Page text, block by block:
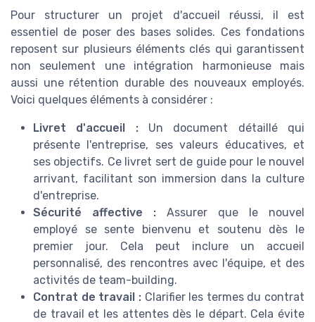
Pour structurer un projet d'accueil réussi, il est
essentiel de poser des bases solides. Ces fondations
reposent sur plusieurs éléments clés qui garantissent
non seulement une intégration harmonieuse mais
aussi une rétention durable des nouveaux employés.
Voici quelques éléments à considérer :
Livret d'accueil :Un document détaillé qui
présente l'entreprise, ses valeurs éducatives, et
ses objectifs. Ce livret sert de guide pour le nouvel
arrivant, facilitant son immersion dans la culture
d'entreprise.
Sécurité affective : Assurer que le nouvel
employé se sente bienvenu et soutenu dès le
premier jour. Cela peut inclure un accueil
personnalisé, des rencontres avec l'équipe, et des
activités de team-building.
Contrat de travail :Clarifier les termes du contrat
de travail et les attentes dès le départ. Cela évite